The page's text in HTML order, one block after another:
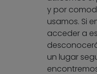
y por
usamos. Si
acceder a
un lugar